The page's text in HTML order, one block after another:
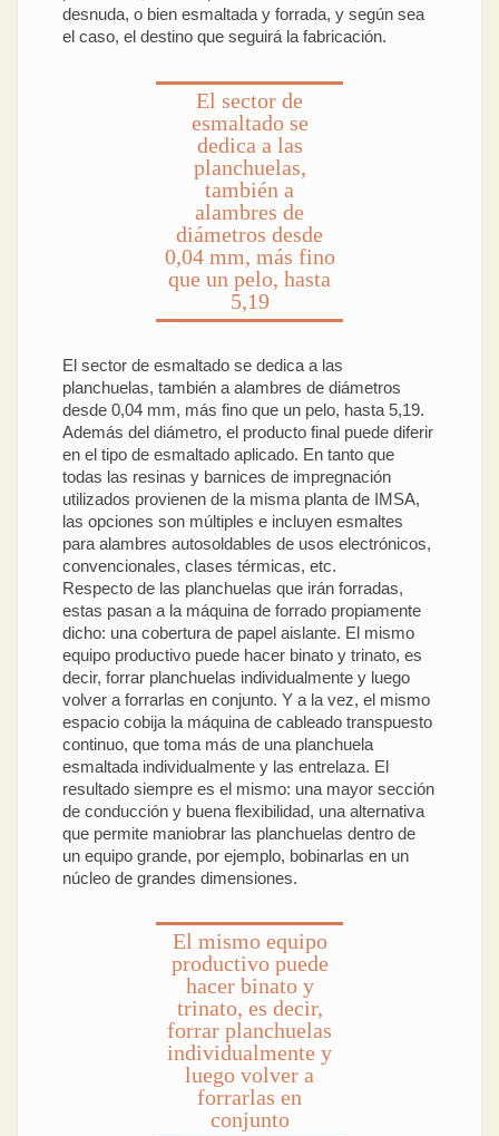
desnuda, o bien esmaltada y forrada, y según sea
el caso, el destino que seguirá la fabricación.
El sector de
esmaltado se
dedica a las
planchuelas,
también a
alambres de
diámetros desde
0,04 mm, más fino
que un pelo, hasta
5,19
El sector de esmaltado se dedica a las
planchuelas, también a alambres de diámetros
desde 0,04 mm, más fino que un pelo, hasta 5,19.
Además del diámetro, el producto final puede diferir
en el tipo de esmaltado aplicado. En tanto que
todas las resinas y barnices de impregnación
utilizados provienen de la misma planta de IMSA,
las opciones son múltiples e incluyen esmaltes
para alambres autosoldables de usos electrónicos,
convencionales, clases térmicas, etc.
Respecto de las planchuelas que irán forradas,
estas pasan a la máquina de forrado propiamente
dicho: una cobertura de papel aislante. El mismo
equipo productivo puede hacer binato y trinato, es
decir, forrar planchuelas individualmente y luego
volver a forrarlas en conjunto. Y a la vez, el mismo
espacio cobija la máquina de cableado transpuesto
continuo, que toma más de una planchuela
esmaltada individualmente y las entrelaza. El
resultado siempre es el mismo: una mayor sección
de conducción y buena flexibilidad, una alternativa
que permite maniobrar las planchuelas dentro de
un equipo grande, por ejemplo, bobinarlas en un
núcleo de grandes dimensiones.
El mismo equipo
productivo puede
hacer binato y
trinato, es decir,
forrar planchuelas
individualmente y
luego volver a
forrarlas en
conjunto